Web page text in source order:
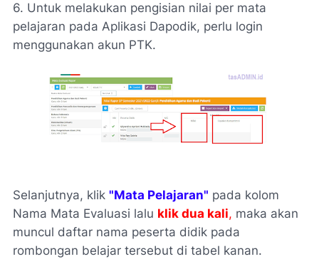
6. Untuk melakukan pengisian nilai per mata
pelajaran pada Aplikasi Dapodik, perlu login
menggunakan akun PTK.
Selanjutnya, klik "Mata Pelajaran" pada kolom
Nama Mata Evaluasi lalu klik dua kali, maka akan
muncul daftar nama peserta didik pada
rombongan belajar tersebut di tabel kanan.